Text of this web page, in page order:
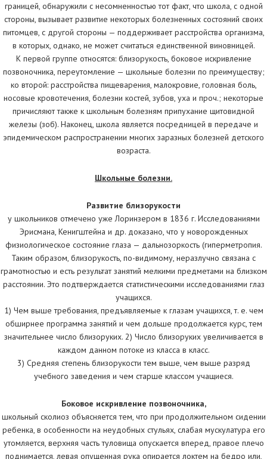
границей, обнаружили с несомненностью тот факт, что школа, с одной
стороны, вызывает развитие некоторых болезненных состояний своих
питомцев, с другой стороны — поддерживает расстройства организма,
в которых, однако, не может считаться единственной виновницей.
К первой группе относятся: близорукость, боковое искривление
позвоночника, переутомление — школьные болезни по преимуществу;
ко второй: расстройства пищеварения, малокровие, головная боль,
носовые кровотечения, болезни костей, зубов, уха и проч.; некоторые
причисляют также к школьным болезням припухание щитовидной
железы (зоб). Наконец, школа является посредницей в передаче и
эпидемическом распространении многих заразных болезней детского
возраста.
Школьные болезни.
Развитие близорукости
у школьников отмечено уже Лоринзером в 1836 г. Исследованиями
Эрисмана, Кенигштейна и др. доказано, что у новорожденных
физиологическое состояние глаза — дальнозоркость (гиперметропия.
Таким образом, близорукость, по-видимому, неразлучно связана с
грамотностью и есть результат занятий мелкими предметами на близком
расстоянии. Это подтверждается статистическими исследованиями глаз
учащихся.
1) Чем выше требования, предъявляемые к глазам учащихся, т. е. чем
обширнее программа занятий и чем дольше продолжается курс, тем
значительнее число близоруких. 2) Число близоруких увеличивается в
каждом данном потоке из класса в класс.
3) Средняя степень близорукости тем выше, чем выше разряд
учебного заведения и чем старше классом учащиеся.
Боковое искривление позвоночника,
школьный сколиоз объясняется тем, что при продолжительном сидении
ребенка, в особенности на неудобных стульях, слабая мускулатура его
утомляется, верхняя часть туловища опускается вперед, правое плечо
поднимается, левая опущенная рука опирается локтем на бедро или,